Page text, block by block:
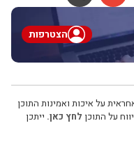
הצטרפות
על איכות ואמינות התוכן
על התוכן לחץ כאן. ייתכן